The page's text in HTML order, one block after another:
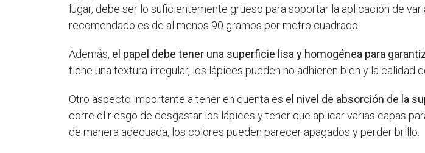
lugar, debe ser lo suficientemente grueso para soportar la aplicación de
recomendado es de al menos 90 gramos por metro cuadrado
Además, el papel debe tener una superficie lisa y homogénea para
tiene una textura irregular, los lápices pueden no adhieren bien y la calidad
Otro aspecto importante a tener en cuenta es el nivel de absorción de la
corre el riesgo de desgastar los lápices y tener que aplicar varias capas
de manera adecuada, los colores pueden parecer apagados y perder brillo.